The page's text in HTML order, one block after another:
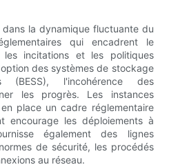
la dynamique fluctuante du
qui encadrent le
incitations et les politiques
des systèmes de stockage
(BESS), l'incohérence des
les progrès. Les instances
place un cadre réglementaire
encourage les déploiements à
également des lignes
de sécurité, les procédés
au réseau.